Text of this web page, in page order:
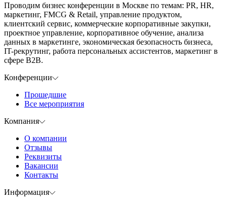
Проводим бизнес конференции в Москве по темам: PR, HR,
маркетинг, FMCG & Retail, управление продуктом,
клиентский сервис, коммерческие корпоративные закупки,
проектное управление, корпоративное обучение, анализа
данных в маркетинге, экономическая безопасность бизнеса,
IT-рекрутинг, работа персональных ассистентов, маркетинг в
сфере B2B.
Конференции
Прошедшие
Все мероприятия
Компания
О компании
Отзывы
Реквизиты
Вакансии
Контакты
Информация